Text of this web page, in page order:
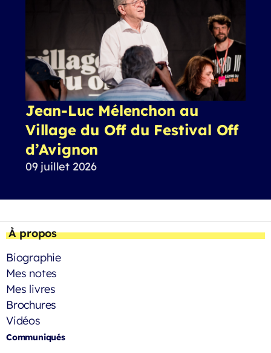
Jean-Luc Mélenchon au
Village du Off du Festival Off
d’Avignon
09 juillet 2026
À propos
Biographie
Mes notes
Mes livres
Brochures
Vidéos
Communiqués